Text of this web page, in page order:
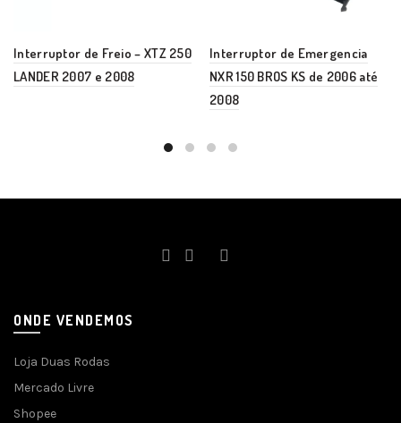
Interruptor de Freio – XTZ 250
LANDER 2007 e 2008
Interruptor de Emergencia
NXR 150 BROS KS de 2006 até
2008
ONDE VENDEMOS
Loja Duas Rodas
Mercado Livre
Shopee